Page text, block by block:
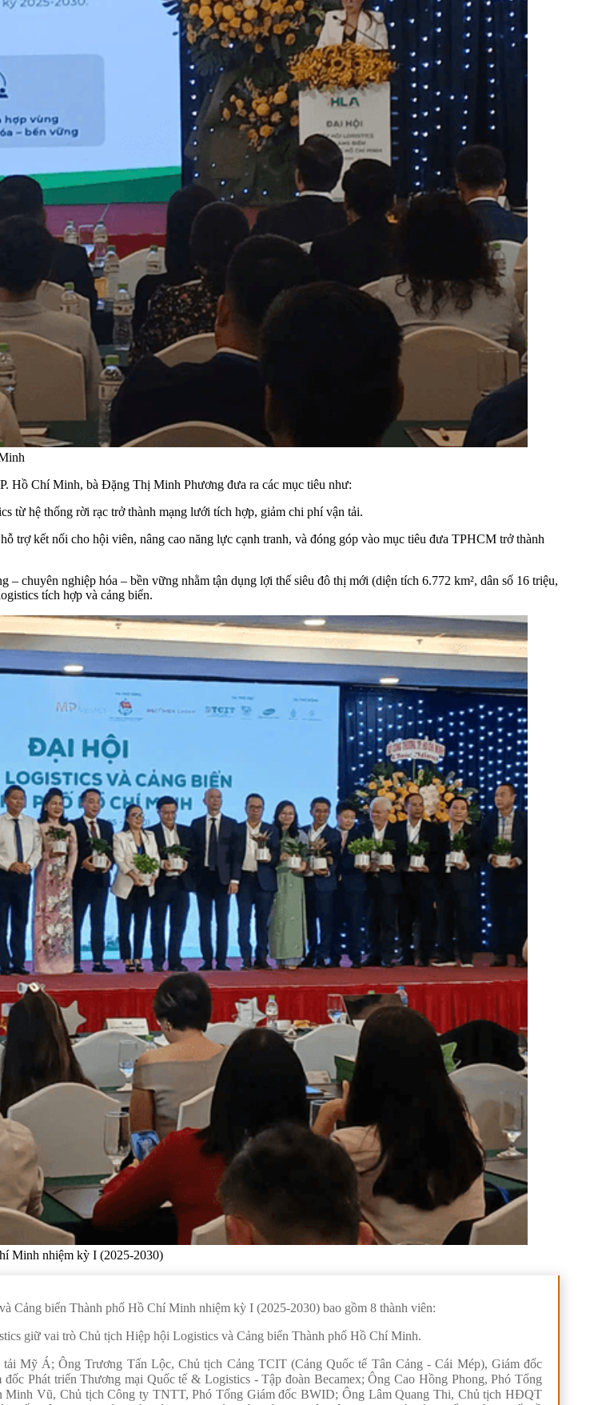
Hồ Chí Minh, bà Đặng Thị Minh Phương đưa ra các mục tiêu như:
từ hệ thống rời rạc trở thành mạng lưới tích hợp, giảm chi phí vận tải.
trợ kết nối cho hội viên, nâng cao năng lực cạnh tranh, và đóng góp vào mục tiêu đưa TPHCM trở thành
chuyên nghiệp hóa – bền vững nhằm tận dụng lợi thế siêu đô thị mới (diện tích 6.772 km², dân số 16 triệu,
tích hợp và cảng biển.
Minh nhiệm kỳ I (2025-2030)
Cảng biển Thành phố Hồ Chí Minh nhiệm kỳ I (2025-2030) bao gồm 8 thành viên:
giữ vai trò Chủ tịch Hiệp hội Logistics và Cảng biển Thành phố Hồ Chí Minh.
Mỹ Á; Ông Trương Tấn Lộc, Chủ tịch Cảng TCIT (Cảng Quốc tế Tân Cảng - Cái Mép), Giám đốc
Phát triển Thương mại Quốc tế & Logistics - Tập đoàn Becamex; Ông Cao Hồng Phong, Phó Tổng
Minh Vũ, Chủ tịch Công ty TNTT, Phó Tổng Giám đốc BWID; Ông Lâm Quang Thi, Chủ tịch HĐQT